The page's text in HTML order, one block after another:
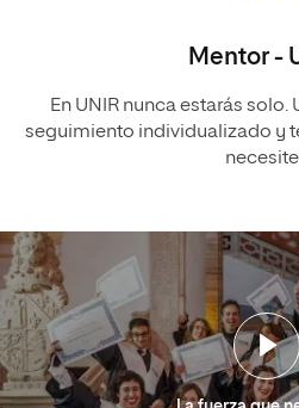
Mentor -
En UNIR nunca estarás solo.
seguimiento individualizado y